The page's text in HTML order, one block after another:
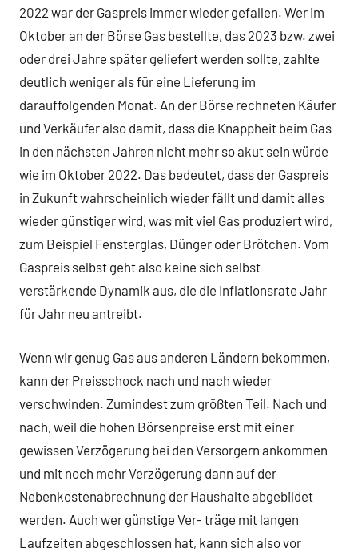
2022 war der Gaspreis immer wieder gefallen. Wer im
Oktober an der Börse Gas bestellte, das 2023 bzw. zwei
oder drei Jahre später geliefert werden sollte, zahlte
deutlich weniger als für eine Lieferung im
darauffolgenden Monat. An der Börse rechneten Käufer
und Verkäufer also damit, dass die Knappheit beim Gas
in den nächsten Jahren nicht mehr so akut sein würde
wie im Oktober 2022. Das bedeutet, dass der Gaspreis
in Zukunft wahrscheinlich wieder fällt und damit alles
wieder günstiger wird, was mit viel Gas produziert wird,
zum Beispiel Fensterglas, Dünger oder Brötchen. Vom
Gaspreis selbst geht also keine sich selbst
verstärkende Dynamik aus, die die Inflationsrate Jahr
für Jahr neu antreibt.
Wenn wir genug Gas aus anderen Ländern bekommen,
kann der Preisschock nach und nach wieder
verschwinden. Zumindest zum größten Teil. Nach und
nach, weil die hohen Börsenpreise erst mit einer
gewissen Verzögerung bei den Versorgern ankommen
und mit noch mehr Verzögerung dann auf der
Nebenkostenabrechnung der Haushalte abgebildet
werden. Auch wer günstige Ver- träge mit langen
Laufzeiten abgeschlossen hat, kann sich also vor